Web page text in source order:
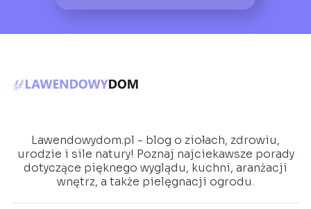
Lawendowydom.pl - blog o ziołach, zdrowiu,
urodzie i sile natury! Poznaj najciekawsze porady
dotyczące pięknego wyglądu, kuchni, aranżacji
wnętrz, a także pielęgnacji ogrodu.